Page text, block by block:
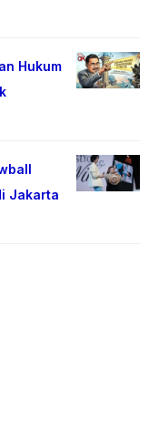
Hukum
Jakarta